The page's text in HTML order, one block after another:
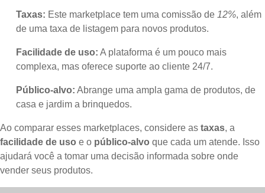
Taxas: Este marketplace tem uma comissão de12%, além
de uma taxa de listagem para novos produtos.
Facilidade de uso: A plataforma é um pouco mais
complexa, mas oferece suporte ao cliente 24/7.
Público-alvo: Abrange uma ampla gama de produtos, de
casa e jardim a brinquedos.
Ao comparar esses marketplaces, considere as taxas, a
facilidade de uso e o público-alvo que cada um atende. Isso
ajudará você a tomar uma decisão informada sobre onde
vender seus produtos.